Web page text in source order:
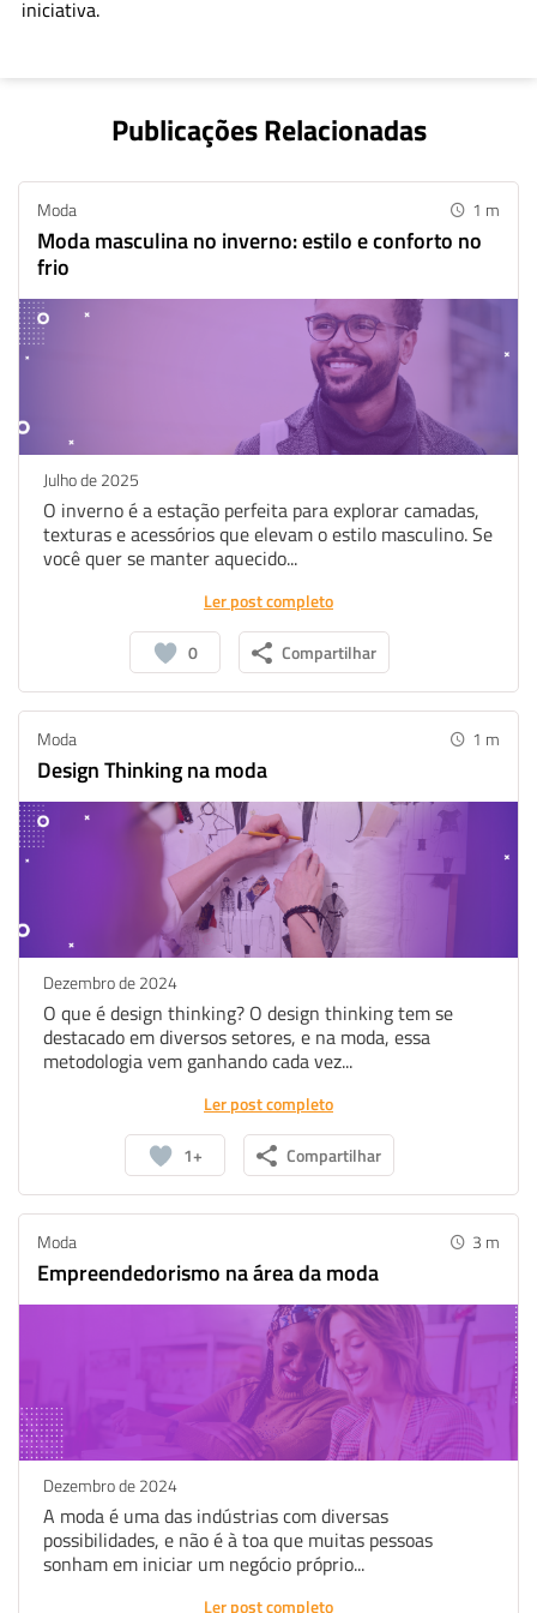
iniciativa.
Publicações Relacionadas
Moda 1 m
Moda masculina no inverno: estilo e conforto no
frio
Julho de 2025
O inverno é a estação perfeita para explorar camadas,
texturas e acessórios que elevam o estilo masculino. Se
você quer se manter aquecido...
Ler post completo
0 Compartilhar
Moda 1 m
Design Thinking na moda
Dezembro de 2024
O que é design thinking? O design thinking tem se
destacado em diversos setores, e na moda, essa
metodologia vem ganhando cada vez...
Ler post completo
1+ Compartilhar
Moda 3 m
Empreendedorismo na área da moda
Dezembro de 2024
A moda é uma das indústrias com diversas
possibilidades, e não é à toa que muitas pessoas
sonham em iniciar um negócio próprio...
Ler post completo
Whatsapp Facebook Linkedin
Twitter